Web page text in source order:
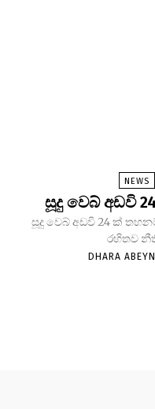
NEWS
සූදු වෙබ් අඩවි
සූදු වෙබ් අඩවි 24 ක්
රහිතව
DHARA